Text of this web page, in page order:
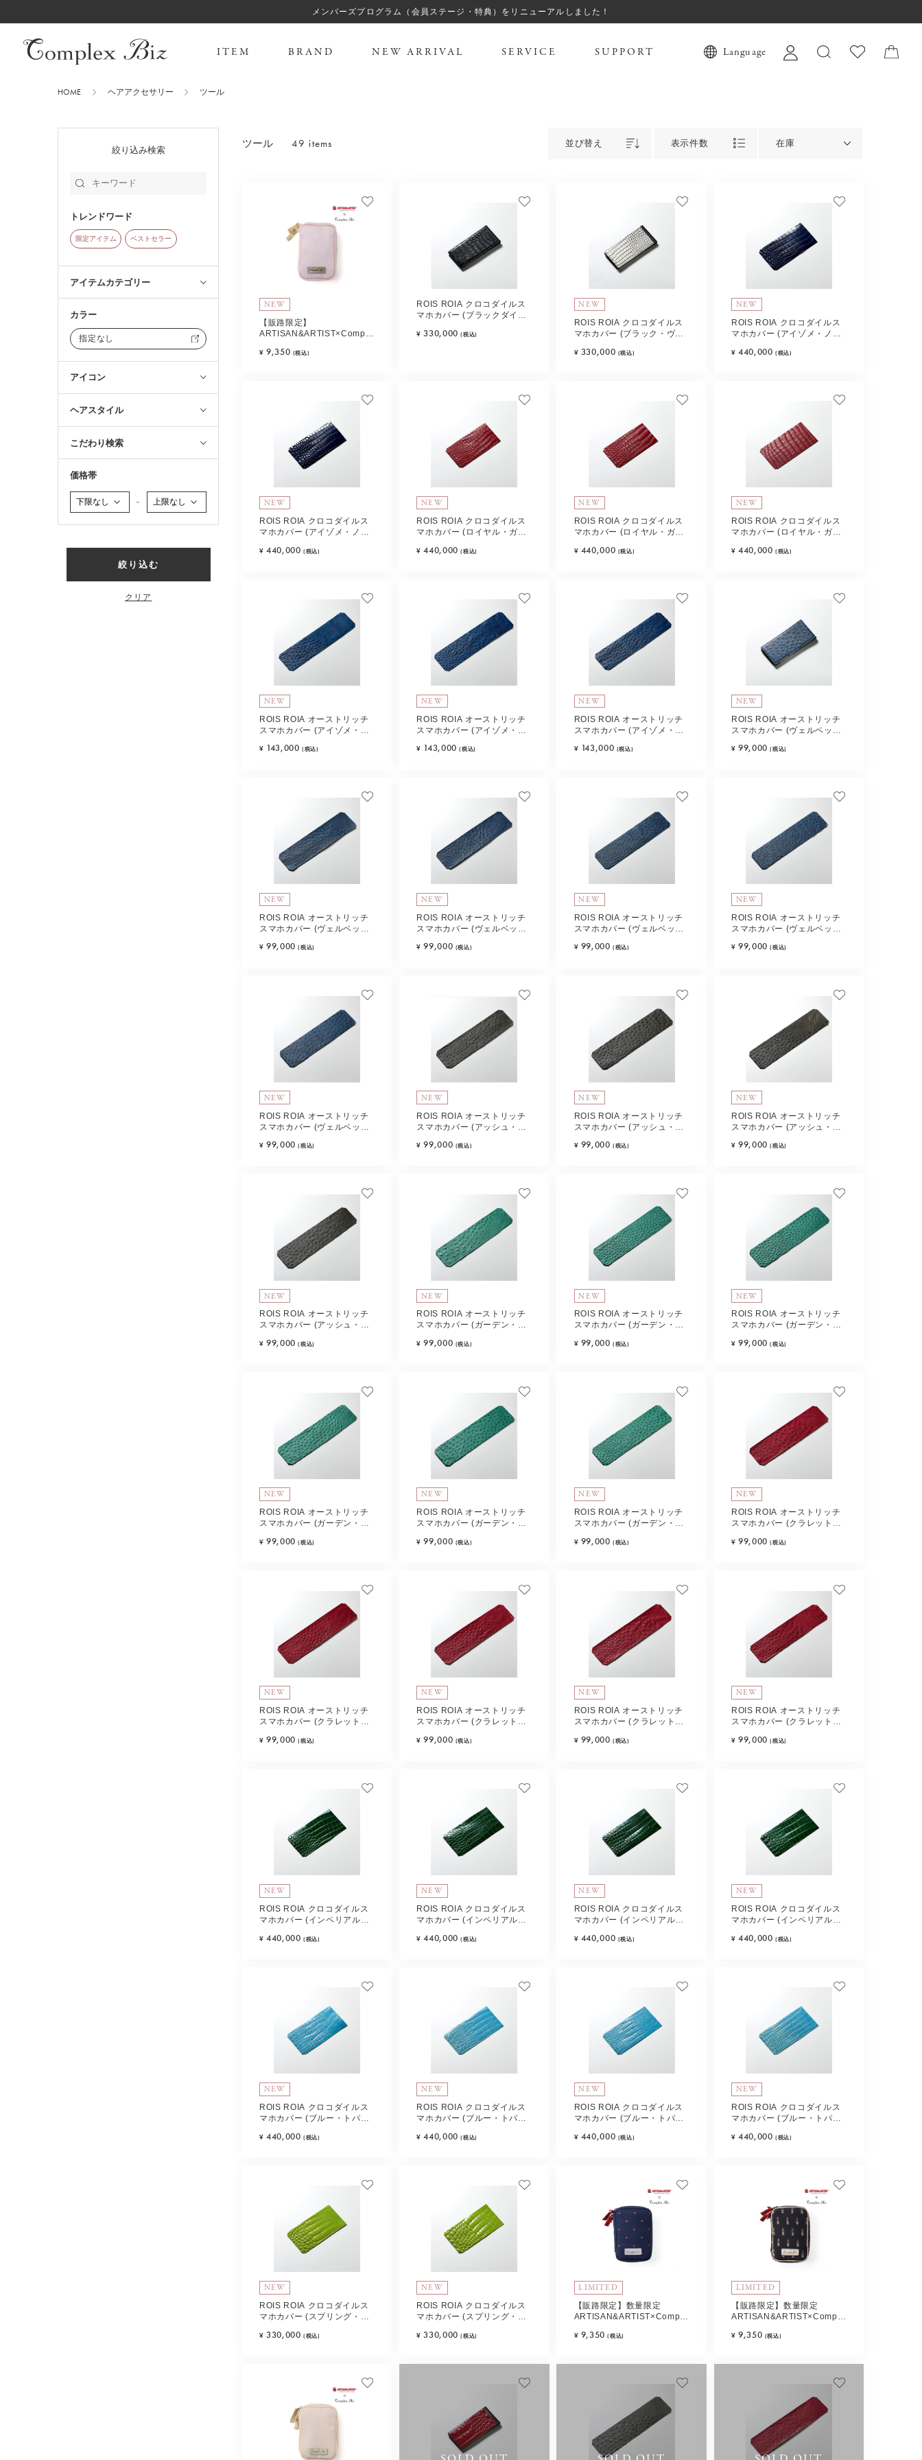
メンバーズプログラム（会員ステージ・特典）をリニューアルしました！
ITEM BRAND NEW ARRIVAL SERVICE SUPPORT Language
HOME ヘアアクセサリー ツール
絞り込み検索
トレンドワード
限定アイテム ベストセラー
アイテムカテゴリー
カラー
指定なし
アイコン
ヘアスタイル
こだわり検索
価格帯
～
絞り込む
クリア
ツール 49 items 並び替え 表示件数 在庫
NEW
【販路限定】
ARTISAN&ARTIST×Complex
ルチ)
¥ 9,350 (税込)
ROIS ROIA クロコダイルス
マホカバー (ブラックダイヤ
¥ 330,000 (税込)
NEW
ROIS ROIA クロコダイルス
マホカバー (ブラック・ヴェ
¥ 330,000 (税込)
NEW
ROIS ROIA クロコダイルス
マホカバー (アイゾメ・ノワ
¥ 440,000 (税込)
NEW
ROIS ROIA クロコダイルス
マホカバー (アイゾメ・ノワ
¥ 440,000 (税込)
NEW
ROIS ROIA クロコダイルス
マホカバー (ロイヤル・ガー
¥ 440,000 (税込)
NEW
ROIS ROIA クロコダイルス
マホカバー (ロイヤル・ガー
¥ 440,000 (税込)
NEW
ROIS ROIA クロコダイルス
マホカバー (ロイヤル・ガー
¥ 440,000 (税込)
NEW
ROIS ROIA オーストリッチ
スマホカバー (アイゾメ・ノ
¥ 143,000 (税込)
NEW
ROIS ROIA オーストリッチ
スマホカバー (アイゾメ・ノ
¥ 143,000 (税込)
NEW
ROIS ROIA オーストリッチ
スマホカバー (アイゾメ・ノ
¥ 143,000 (税込)
NEW
ROIS ROIA オーストリッチ
スマホカバー (ヴェルベッ
¥ 99,000 (税込)
NEW
ROIS ROIA オーストリッチ
スマホカバー (ヴェルベッ
¥ 99,000 (税込)
NEW
ROIS ROIA オーストリッチ
スマホカバー (ヴェルベッ
¥ 99,000 (税込)
NEW
ROIS ROIA オーストリッチ
スマホカバー (ヴェルベッ
¥ 99,000 (税込)
NEW
ROIS ROIA オーストリッチ
スマホカバー (ヴェルベッ
¥ 99,000 (税込)
NEW
ROIS ROIA オーストリッチ
スマホカバー (ヴェルベッ
¥ 99,000 (税込)
NEW
ROIS ROIA オーストリッチ
スマホカバー (アッシュ・グ
¥ 99,000 (税込)
NEW
ROIS ROIA オーストリッチ
スマホカバー (アッシュ・グ
¥ 99,000 (税込)
NEW
ROIS ROIA オーストリッチ
スマホカバー (アッシュ・グ
¥ 99,000 (税込)
NEW
ROIS ROIA オーストリッチ
スマホカバー (アッシュ・グ
¥ 99,000 (税込)
NEW
ROIS ROIA オーストリッチ
スマホカバー (ガーデン・グ
¥ 99,000 (税込)
NEW
ROIS ROIA オーストリッチ
スマホカバー (ガーデン・グ
¥ 99,000 (税込)
NEW
ROIS ROIA オーストリッチ
スマホカバー (ガーデン・グ
¥ 99,000 (税込)
NEW
ROIS ROIA オーストリッチ
スマホカバー (ガーデン・グ
¥ 99,000 (税込)
NEW
ROIS ROIA オーストリッチ
スマホカバー (ガーデン・グ
¥ 99,000 (税込)
NEW
ROIS ROIA オーストリッチ
スマホカバー (ガーデン・グ
¥ 99,000 (税込)
NEW
ROIS ROIA オーストリッチ
スマホカバー (クラレット・
¥ 99,000 (税込)
NEW
ROIS ROIA オーストリッチ
スマホカバー (クラレット・
¥ 99,000 (税込)
NEW
ROIS ROIA オーストリッチ
スマホカバー (クラレット・
¥ 99,000 (税込)
NEW
ROIS ROIA オーストリッチ
スマホカバー (クラレット・
¥ 99,000 (税込)
NEW
ROIS ROIA オーストリッチ
スマホカバー (クラレット・
¥ 99,000 (税込)
NEW
ROIS ROIA クロコダイルス
マホカバー (インペリアル・
¥ 440,000 (税込)
NEW
ROIS ROIA クロコダイルス
マホカバー (インペリアル・
¥ 440,000 (税込)
NEW
ROIS ROIA クロコダイルス
マホカバー (インペリアル・
¥ 440,000 (税込)
NEW
ROIS ROIA クロコダイルス
マホカバー (インペリアル・
¥ 440,000 (税込)
NEW
ROIS ROIA クロコダイルス
マホカバー (ブルー・トパー
¥ 440,000 (税込)
NEW
ROIS ROIA クロコダイルス
マホカバー (ブルー・トパー
¥ 440,000 (税込)
NEW
ROIS ROIA クロコダイルス
マホカバー (ブルー・トパー
¥ 440,000 (税込)
NEW
ROIS ROIA クロコダイルス
マホカバー (ブルー・トパー
¥ 440,000 (税込)
NEW
ROIS ROIA クロコダイルス
マホカバー (スプリング・ペ
¥ 330,000 (税込)
NEW
ROIS ROIA クロコダイルス
マホカバー (スプリング・ペ
¥ 330,000 (税込)
LIMITED
【販路限定】数量限定
ARTISAN&ARTIST×Complex
イビーミックス)
¥ 9,350 (税込)
LIMITED
【販路限定】数量限定
ARTISAN&ARTIST×Complex
ラックミックス)
¥ 9,350 (税込)